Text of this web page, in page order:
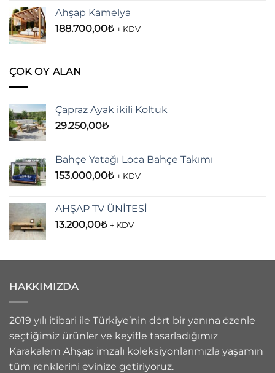
Ahşap Kamelya
188.700,00₺ + KDV
ÇOK OY ALAN
Çapraz Ayak ikili Koltuk
29.250,00₺
Bahçe Yatağı Loca Bahçe Takımı
153.000,00₺ + KDV
AHŞAP TV ÜNİTESİ
13.200,00₺ + KDV
HAKKIMIZDA
2019 yılı itibari ile Türkiye’nin dört bir yanına özenle
seçtiğimiz ürünler ve keyifle tasarladığımız
Karakalem Ahşap imzalı koleksiyonlarımızla yaşamın
tüm renklerini evinize getiriyoruz.